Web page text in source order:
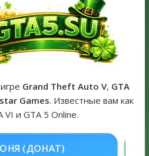
Social Club ошибка #1.500.7:
и войти без проблем в 2026
в GTA Online по программе
игры и Предзаказ Grand Theft
Grand Theft Auto V, GTA
Games. Известные вам как
VI и GTA 5 Online.
КУПИТЬ GTA 5